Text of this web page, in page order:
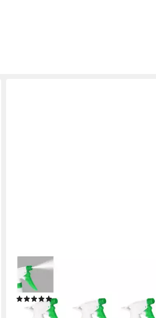
RELAXDAYS
Sprühflasche 6x Sprühflasche in
Grün, (6er Set, 6-tlg., 6-teiliges Set)
(3)
14,95 € UVP 29,99 €